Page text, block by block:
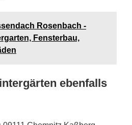
Rosenbach -
Fensterbau,
ebenfalls